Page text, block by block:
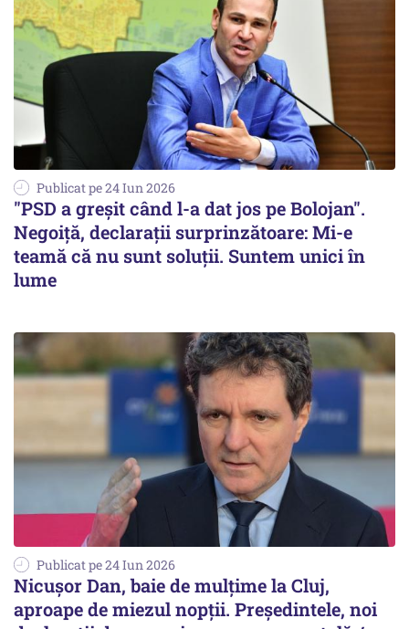
Publicat pe 24 Iun 2026
"PSD a greșit când l-a dat jos pe Bolojan".
Negoiță, declarații surprinzătoare: Mi-e
teamă că nu sunt soluții. Suntem unici în
lume
Publicat pe 24 Iun 2026
Nicușor Dan, baie de mulțime la Cluj,
aproape de miezul nopții. Președintele, noi